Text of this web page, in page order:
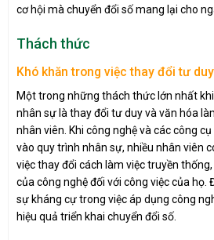
cơ hội mà chuyển đổi số mang lại cho
Thách thức
Khó khăn trong việc thay đổi tư
Một trong những thách thức lớn nhất
nhân sự là thay đổi tư duy và văn hóa
nhân viên. Khi công nghệ và các công
vào quy trình nhân sự, nhiều nhân viên
việc thay đổi cách làm việc truyền
của công nghệ đối với công việc của họ.
sự kháng cự trong việc áp dụng công
hiệu quả triển khai chuyển đổi số.